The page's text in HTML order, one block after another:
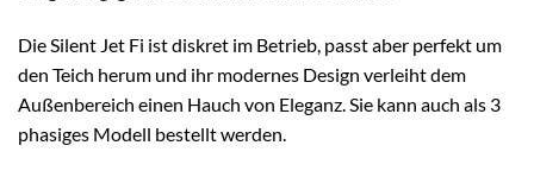
Die Silent Jet Fi ist diskret im Betrieb, passt aber perfekt um
den Teich herum und ihr modernes Design verleiht dem
Außenbereich einen Hauch von Eleganz. Sie kann auch als 3
phasiges Modell bestellt werden.